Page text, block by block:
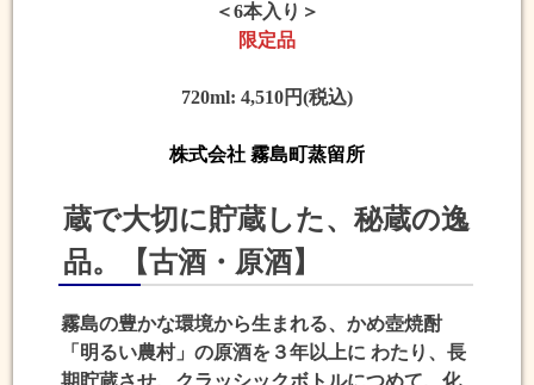
＜6本入り＞
限定品
720ml: 4,510円(税込)
株式会社 霧島町蒸留所
蔵で大切に貯蔵した、秘蔵の逸
品。【古酒・原酒】
霧島の豊かな環境から生まれる、かめ壺焼酎
「明るい農村」の原酒を３年以上に わたり、長